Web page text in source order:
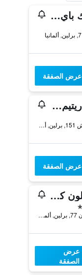
نزل بارك باي راديسون برلين أليكساندربلاتز
عرض الصفقة
فندق ماريتيم برو آرتي برلين
شارع فريدريش 151, برلين, ألمانيا
عرض الصفقة
فندق أدلون كمبينسكي برلين
أونتر دين ليندن 77, برلين, ألمانيا
عرض
الصفقة